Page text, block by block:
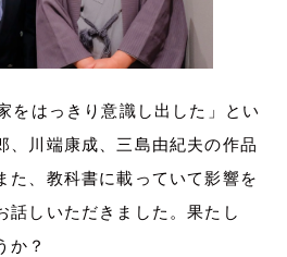
をはっきり意識し出した」とい
、川端康成、三島由紀夫の作品
た、教科書に載っていて影響を
話しいただきました。果たし
か？